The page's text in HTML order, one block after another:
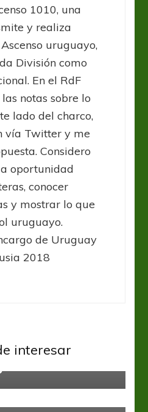
1010, una
y realiza
uruguayo,
División como
En el RdF
notas sobre lo
lado del charco,
vía Twitter y me
Considero
oportunidad
conocer
y mostrar lo que
uruguayo.
de Uruguay
2018
interesar
la tercera fecha